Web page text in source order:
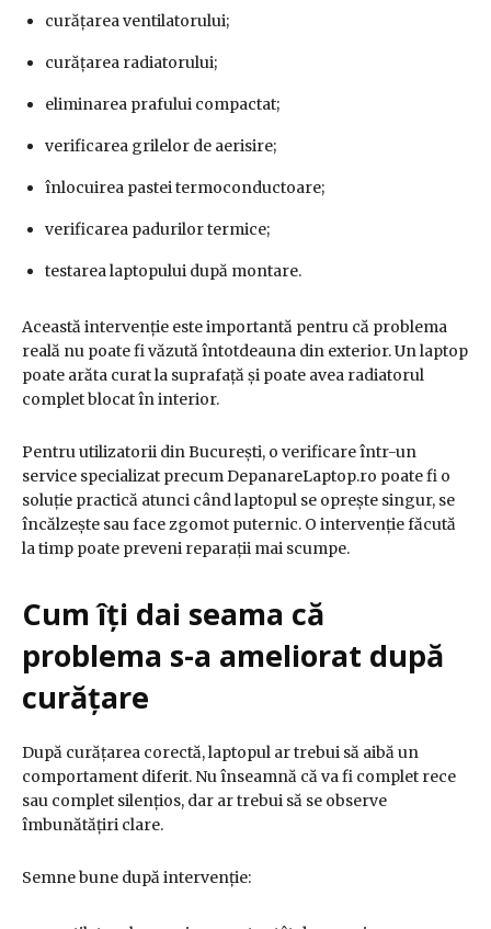
curățarea ventilatorului;
curățarea radiatorului;
eliminarea prafului compactat;
verificarea grilelor de aerisire;
înlocuirea pastei termoconductoare;
verificarea padurilor termice;
testarea laptopului după montare.
Această intervenție este importantă pentru că problema
reală nu poate fi văzută întotdeauna din exterior. Un laptop
poate arăta curat la suprafață și poate avea radiatorul
complet blocat în interior.
Pentru utilizatorii din București, o verificare într-un
service specializat precum DepanareLaptop.ro poate fi o
soluție practică atunci când laptopul se oprește singur, se
încălzește sau face zgomot puternic. O intervenție făcută
la timp poate preveni reparații mai scumpe.
Cum îți dai seama că
problema s-a ameliorat după
curățare
După curățarea corectă, laptopul ar trebui să aibă un
comportament diferit. Nu înseamnă că va fi complet rece
sau complet silențios, dar ar trebui să se observe
îmbunătățiri clare.
Semne bune după intervenție: